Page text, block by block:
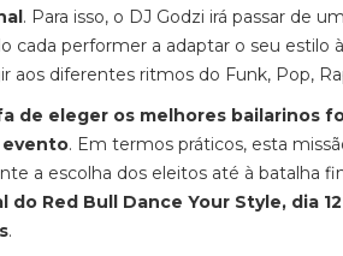
. Para isso, o DJ Godzi irá passar de
cada performer a adaptar o seu
aos diferentes ritmos do Funk, Pop,
de eleger os melhores bailarinos
evento. Em termos práticos, esta
a escolha dos eleitos até à batalha
do Red Bull Dance Your Style, dia
.